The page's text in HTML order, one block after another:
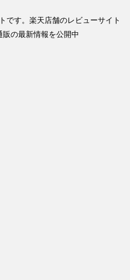
です。楽天店舗のレビューサイト
の最新情報を公開中